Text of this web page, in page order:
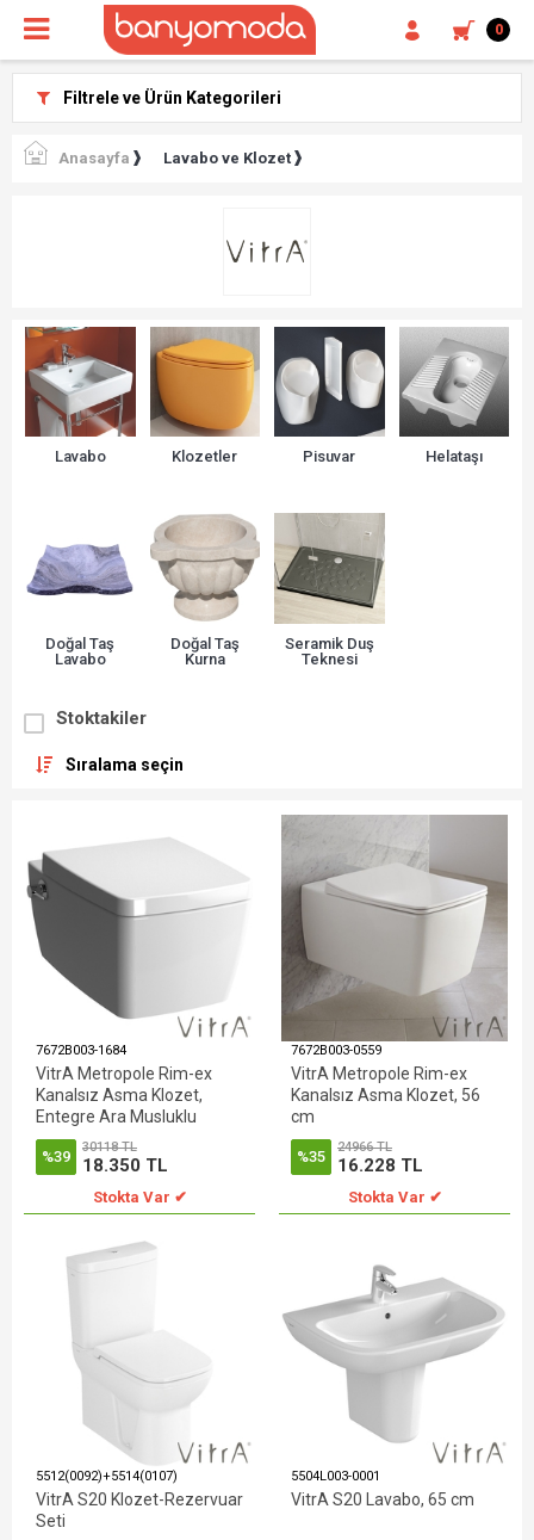
0
Filtrele ve Ürün Kategorileri
Anasayfa Lavabo ve Klozet
Lavabo Klozetler Pisuvar Helataşı
Doğal Taş
Lavabo
Doğal Taş
Kurna
Seramik Duş
Teknesi
Stoktakiler
Sıralama seçin
7672B003-1684
VitrA Metropole Rim-ex
Kanalsız Asma Klozet,
Entegre Ara Musluklu
%39
30118 TL
18.350 TL
Stokta Var ✔
7672B003-0559
VitrA Metropole Rim-ex
Kanalsız Asma Klozet, 56
cm
%35
24966 TL
16.228 TL
Stokta Var ✔
5512(0092)+5514(0107)
VitrA S20 Klozet-Rezervuar
Seti
5504L003-0001
VitrA S20 Lavabo, 65 cm